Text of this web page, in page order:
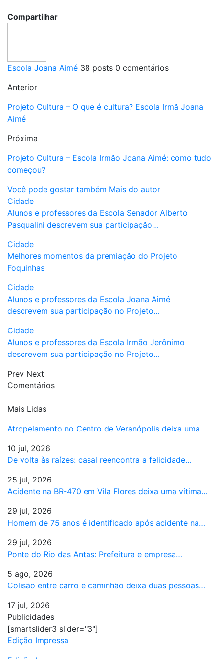
Compartilhar
Escola Joana Aimé 38 posts 0 comentários
Anterior
Projeto Cultura – O que é cultura? Escola Irmã Joana
Aimé
Próxima
Projeto Cultura – Escola Irmão Joana Aimé: como tudo
começou?
Você pode gostar também Mais do autor
Cidade
Alunos e professores da Escola Senador Alberto
Pasqualini descrevem sua participação…
Cidade
Melhores momentos da premiação do Projeto
Foquinhas
Cidade
Alunos e professores da Escola Joana Aimé
descrevem sua participação no Projeto…
Cidade
Alunos e professores da Escola Irmão Jerônimo
descrevem sua participação no Projeto…
Prev Next
Comentários
Mais Lidas
Atropelamento no Centro de Veranópolis deixa uma…
10 jul, 2026
De volta às raízes: casal reencontra a felicidade…
25 jul, 2026
Acidente na BR-470 em Vila Flores deixa uma vítima…
29 jul, 2026
Homem de 75 anos é identificado após acidente na…
29 jul, 2026
Ponte do Rio das Antas: Prefeitura e empresa…
5 ago, 2026
Colisão entre carro e caminhão deixa duas pessoas…
17 jul, 2026
Publicidades
[smartslider3 slider="3"]
Edição Impressa